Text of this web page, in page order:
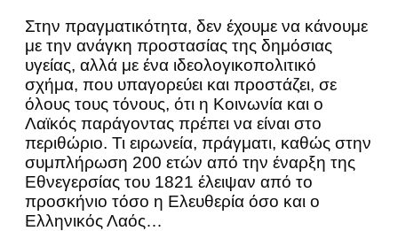
Στην πραγματικότητα, δεν έχουμε να κάνουμε
με την ανάγκη προστασίας της δημόσιας
υγείας, αλλά με ένα ιδεολογικοπολιτικό
σχήμα, που υπαγορεύει και προστάζει, σε
όλους τους τόνους, ότι η Κοινωνία και ο
Λαϊκός παράγοντας πρέπει να είναι στο
περιθώριο. Τι ειρωνεία, πράγματι, καθώς στην
συμπλήρωση 200 ετών από την έναρξη της
Εθνεγερσίας του 1821 έλειψαν από το
προσκήνιο τόσο η Ελευθερία όσο και ο
Ελληνικός Λαός…